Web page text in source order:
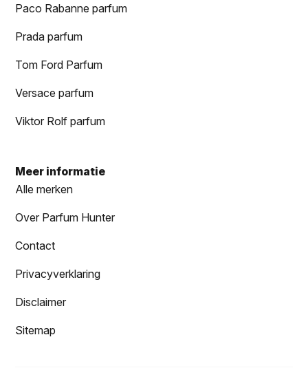
Paco Rabanne parfum
Prada parfum
Tom Ford Parfum
Versace parfum
Viktor Rolf parfum
Meer informatie
Alle merken
Over Parfum Hunter
Contact
Privacyverklaring
Disclaimer
Sitemap